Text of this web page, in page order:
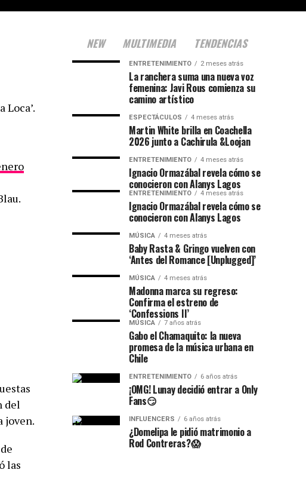
Loca’.
del
joven.
las
NEW MULTIMEDIA TENDENCIAS
ENTRETENIMIENTO 2 meses atrás
La ranchera suma una nueva voz
femenina: Javi Rous comienza su
camino artístico
ESPECTÁCULOS 4 meses atrás
Martin White brilla en Coachella
2026 junto a Cachirula &Loojan
ENTRETENIMIENTO 4 meses atrás
Ignacio Ormazábal revela cómo se
conocieron con Alanys Lagos
ENTRETENIMIENTO 4 meses atrás
Ignacio Ormazábal revela cómo se
conocieron con Alanys Lagos
MÚSICA 4 meses atrás
Baby Rasta & Gringo vuelven con
‘Antes del Romance [Unplugged]’
MÚSICA 4 meses atrás
Madonna marca su regreso:
Confirma el estreno de
‘Confessions II’
MÚSICA 7 años atrás
Gabo el Chamaquito: la nueva
promesa de la música urbana en
Chile
ENTRETENIMIENTO 6 años atrás
¡OMG! Lunay decidió entrar a Only
Fans😏
INFLUENCERS 6 años atrás
¿Domelipa le pidió matrimonio a
Rod Contreras?😱